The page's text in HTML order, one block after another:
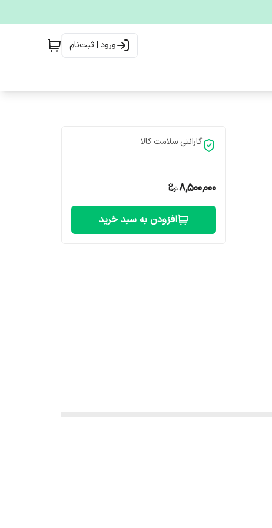
ورود | ثبت‌نام
گارانتی سلامت کالا
8,500,000
افزودن به سبد خرید